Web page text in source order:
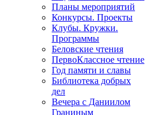
Планы мероприятий
Конкурсы. Проекты
Клубы. Кружки.
Программы
Беловские чтения
ПервоКлассное чтение
Год памяти и славы
Библиотека добрых
дел
Вечера с Даниилом
Граниным